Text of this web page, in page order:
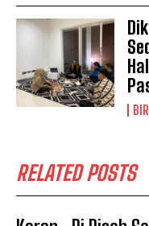
RELATED POSTS